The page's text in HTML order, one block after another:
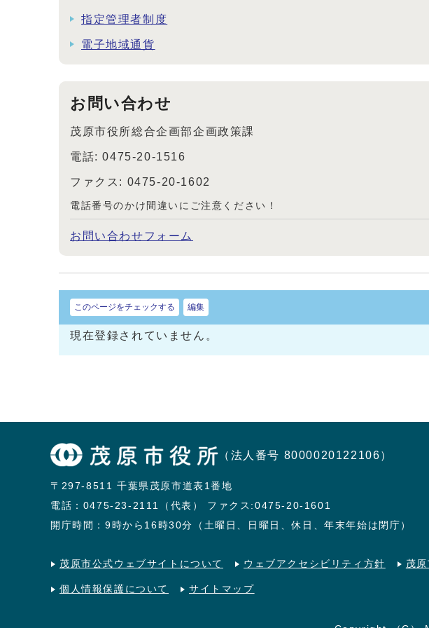
指定管理者制度
電子地域通貨
お問い合わせ
茂原市役所総合企画部企画政策課
電話: 0475-20-1516
ファクス: 0475-20-1602
電話番号のかけ間違いにご注意ください！
お問い合わせフォーム
このページをチェックする 編集
現在登録されていません。
（法人番号 8000020122106）
〒297-8511 千葉県茂原市道表1番地
電話： 0475-23-2111（代表）
ファクス:0475-20-1601
開庁時間：9時から16時30分（土曜日、日曜日、休日、年末年始は閉庁）
茂原市公式ウェブサイトについて ウェブアクセシビリティ方針 茂
個人情報保護について サイトマップ